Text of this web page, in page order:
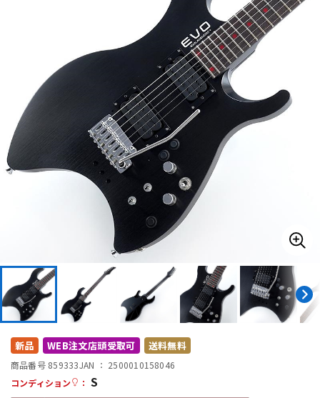
ウクレレ
ドラム パーカッション
キーボード 電子ピアノ
管楽器 その他楽器
DTM
配信/ライブ機器
新品 WEB注文店頭受取可 送料無料
商品番号 859333JAN ： 2500010158046
コンディション
： S